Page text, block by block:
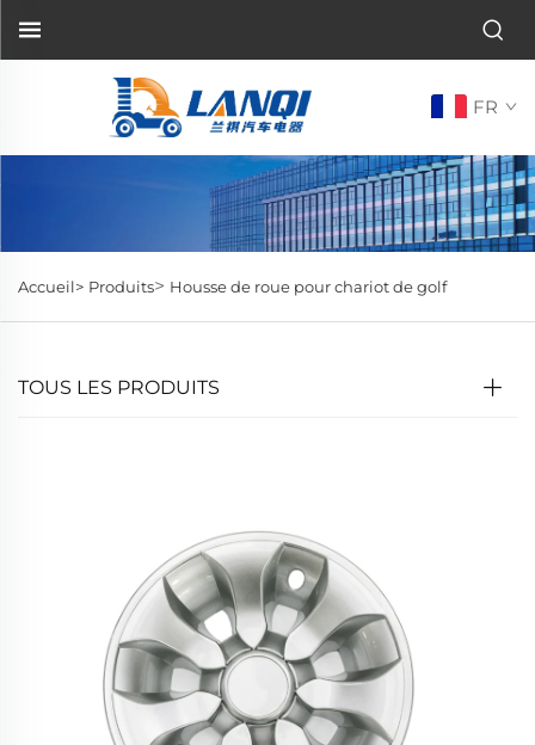
FR
Accueil> Produits> Housse de roue pour chariot de golf
TOUS LES PRODUITS